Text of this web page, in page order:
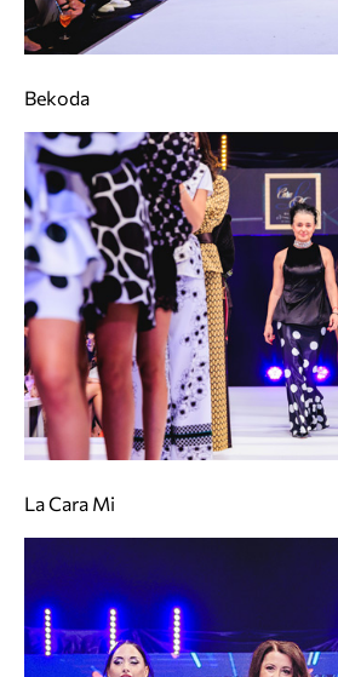
Bekoda
La Cara Mi